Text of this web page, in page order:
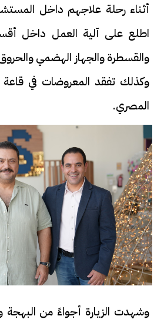
أثناء رحلة علاجهم داخل
اطلع على آلية العمل داخل
والقسطرة والجهاز الهضمي
وكذلك تفقد المعروضات في
المصري.
وشهدت الزيارة أجواءً من